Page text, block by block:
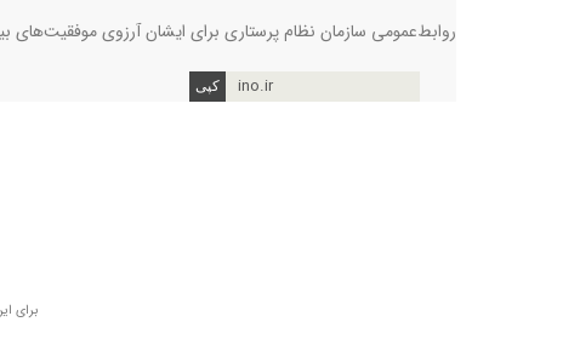
روابط‌عمومی سازمان نظام پرستاری برای ایشان آرزوی
ino.ir
برای